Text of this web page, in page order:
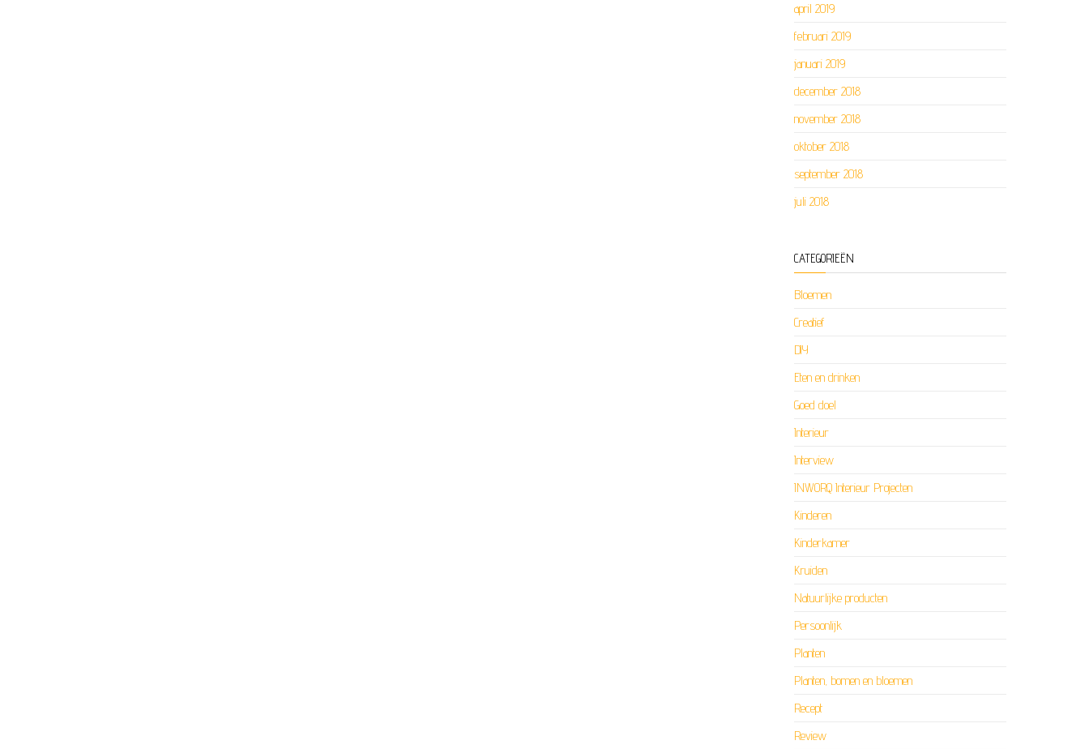
april 2019
februari 2019
januari 2019
december 2018
november 2018
oktober 2018
september 2018
juli 2018
CATEGORIEËN
Bloemen
Creatief
DIY
Eten en drinken
Goed doel
Interieur
Interview
INWORQ Interieur Projecten
Kinderen
Kinderkamer
Kruiden
Natuurlijke producten
Persoonlijk
Planten
Planten, bomen en bloemen
Recept
Review